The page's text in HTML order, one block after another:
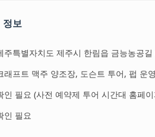
정보
주특별자치도 제주시 한림읍 금능농공길
래프트 맥주 양조장, 도슨트 투어, 펍 운
인 필요 (사전 예약제 투어 시간대 홈페
인 필요